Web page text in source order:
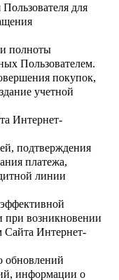
для
полноты
Пользователем.
покупок,
учетной
Интернет-
подтверждения
платежа,
линии
при возникновении
Сайта Интернет-
обновлений
информации о